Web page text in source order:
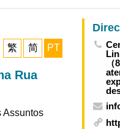
繁 简 PT
Rua
Assuntos